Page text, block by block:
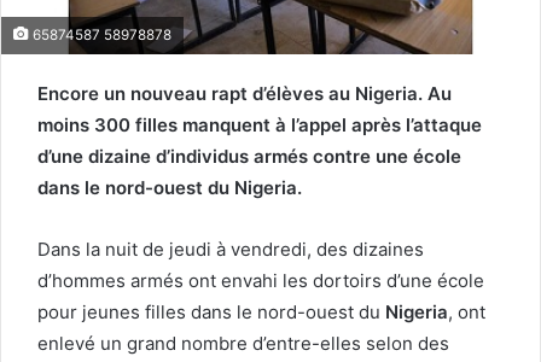
65874587 58978878
Encore un nouveau rapt d’élèves au Nigeria. Au
moins 300 filles manquent à l’appel après l’attaque
d’une dizaine d’individus armés contre une école
dans le nord-ouest du Nigeria.
Dans la nuit de jeudi à vendredi, des dizaines
d’hommes armés ont envahi les dortoirs d’une école
pour jeunes filles dans le nord-ouest du Nigeria, ont
enlevé un grand nombre d’entre-elles selon des